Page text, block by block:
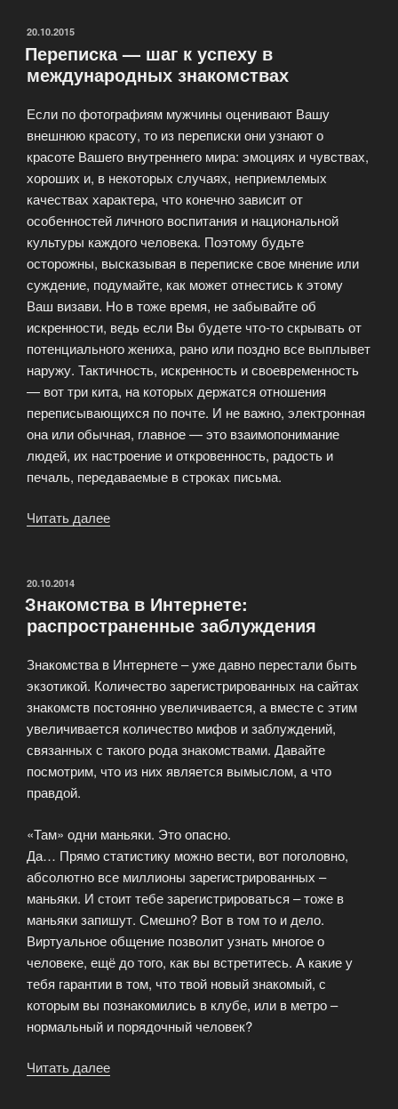
первая
встреча»
ОПУБЛИКОВАНО
20.10.2015
Переписка — шаг к успеху в
международных знакомствах
Если по фотографиям мужчины оценивают Вашу
внешнюю красоту, то из переписки они узнают о
красоте Вашего внутреннего мира: эмоциях и чувствах,
хороших и, в некоторых случаях, неприемлемых
качествах характера, что конечно зависит от
особенностей личного воспитания и национальной
культуры каждого человека. Поэтому будьте
осторожны, высказывая в переписке свое мнение или
суждение, подумайте, как может отнестись к этому
Ваш визави. Но в тоже время, не забывайте об
искренности, ведь если Вы будете что-то скрывать от
потенциального жениха, рано или поздно все выплывет
наружу. Тактичность, искренность и своевременность
— вот три кита, на которых держатся отношения
переписывающихся по почте. И не важно, электронная
она или обычная, главное — это взаимопонимание
людей, их настроение и откровенность, радость и
печаль, передаваемые в строках письма.
Читать далее
успеху
в
знакомствах»
ОПУБЛИКОВАНО
20.10.2014
Знакомства в Интернете:
распространенные заблуждения
Знакомства в Интернете – уже давно перестали быть
экзотикой. Количество зарегистрированных на сайтах
знакомств постоянно увеличивается, а вместе с этим
увеличивается количество мифов и заблуждений,
связанных с такого рода знакомствами. Давайте
посмотрим, что из них является вымыслом, а что
правдой.
«Там» одни маньяки. Это опасно.
Да… Прямо статистику можно вести, вот поголовно,
абсолютно все миллионы зарегистрированных –
маньяки. И стоит тебе зарегистрироваться – тоже в
маньяки запишут. Смешно? Вот в том то и дело.
Виртуальное общение позволит узнать многое о
человеке, ещё до того, как вы встретитесь. А какие у
тебя гарантии в том, что твой новый знакомый, с
которым вы познакомились в клубе, или в метро –
нормальный и порядочный человек?
Читать далее